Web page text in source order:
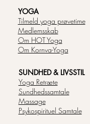
YOGA
Tilmeld yoga prøvetime
Medlemsskab
Om HOT Yoga
Om Kornva-Yoga
SUNDHED & LIVSSTIL
Yoga Retræte
Sundhedssamtale
Massage
Psykospirituel Samtale